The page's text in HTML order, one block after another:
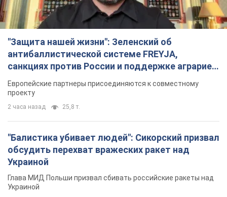
"Защита нашей жизни": Зеленский об
антибаллистической системе FREYJA,
санкциях против России и поддержке аграриев.
Видео
Европейские партнеры присоединяются к совместному
проекту
2 часа назад 25,8 т.
"Балистика убивает людей": Сикорский призвал
обсудить перехват вражеских ракет над
Украиной
Глава МИД Польши призвал сбивать российские ракеты над
Украиной